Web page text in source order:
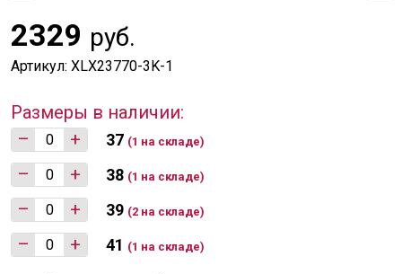
2329 руб.
Артикул: XLX23770-3K-1
Размеры в наличии:
–
+ 37 (1 на складе)
– + 38 (1 на складе)
– + 39 (2 на складе)
– + 41 (1 на складе)